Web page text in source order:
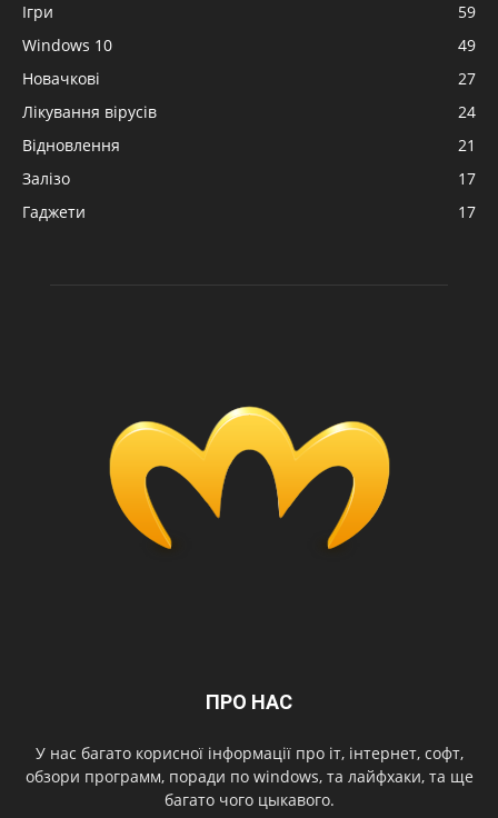
Ігри
59
Windows 10
49
Новачкові
27
Лікування вірусів
24
Відновлення
21
Залізо
17
Гаджети
17
ПРО НАС
У нас багато корисної інформації про іт, інтернет, софт,
обзори программ, поради по windows, та лайфхаки, та ще
багато чого цыкавого.